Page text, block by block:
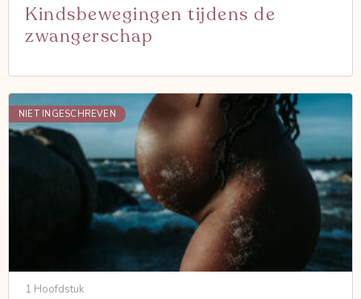
Kindsbewegingen tijdens de
zwangerschap
NIET INGESCHREVEN
1 Hoofdstuk